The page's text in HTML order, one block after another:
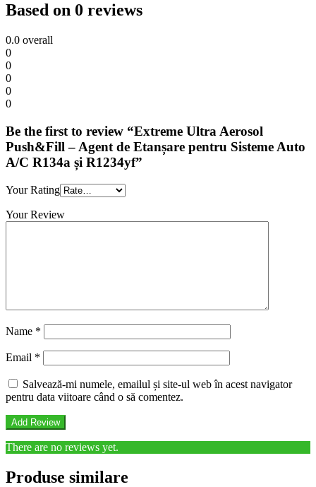
Based on 0 reviews
0.0 overall
0
0
0
0
0
Be the first to review “Extreme Ultra Aerosol
Push&Fill – Agent de Etanșare pentru Sisteme Auto
A/C R134a și R1234yf”
Your Rating
Your Review
Name *
Email *
Salvează-mi numele, emailul și site-ul web în acest navigator
pentru data viitoare când o să comentez.
There are no reviews yet.
Produse similare